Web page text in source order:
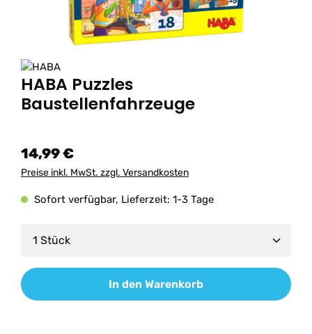
HABA Puzzles
Baustellenfahrzeuge
14,99 €
Preise inkl. MwSt. zzgl. Versandkosten
Sofort verfügbar, Lieferzeit: 1-3 Tage
Produkt Anzahl: Gib den gewünschten Wert
In den Warenkorb